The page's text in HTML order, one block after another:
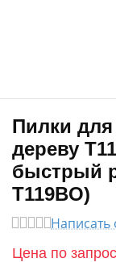
Пилки для
дереву
быстрый
T119BO)
Написать
Цена по